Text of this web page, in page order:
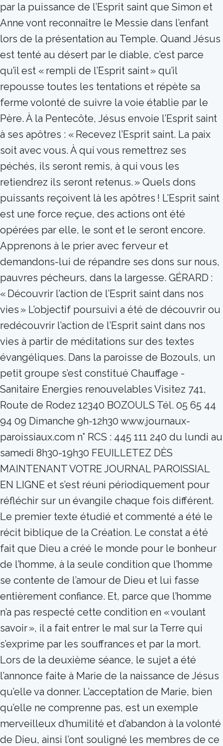
par la puissance de l’Esprit saint que Simon et
Anne vont reconnaître le Messie dans l’enfant
lors de la présentation au Temple. Quand Jésus
est tenté au désert par le diable, c’est parce
qu’il est « rempli de l’Esprit saint » qu’il
repousse toutes les tentations et répète sa
ferme volonté de suivre la voie établie par le
Père. À la Pentecôte, Jésus envoie l’Esprit saint
à ses apôtres : « Recevez l’Esprit saint. La paix
soit avec vous. À qui vous remettrez ses
péchés, ils seront remis, à qui vous les
retiendrez ils seront retenus. » Quels dons
puissants reçoivent là les apôtres ! L’Esprit saint
est une force reçue, des actions ont été
opérées par elle, le sont et le seront encore.
Apprenons à le prier avec ferveur et
demandons-lui de répandre ses dons sur nous,
pauvres pécheurs, dans la largesse. GÉRARD :
« Découvrir l’action de l’Esprit saint dans nos
vies » L’objectif poursuivi a été de découvrir ou
redécouvrir l’action de l’Esprit saint dans nos
vies à partir de méditations sur des textes
évangéliques. Dans la paroisse de Bozouls, un
petit groupe s’est constitué Chauffage -
Sanitaire Energies renouvelables Visitez 741,
Route de Rodez 12340 BOZOULS Tél. 05 65 44
94 09 Dimanche 9h-12h30 www.journaux-
paroissiaux.com n° RCS : 445 111 240 du lundi au
samedi 8h30-19h30 FEUILLETEZ DÈS
MAINTENANT VOTRE JOURNAL PAROISSIAL
EN LIGNE et s’est réuni périodiquement pour
réfléchir sur un évangile chaque fois différent.
Le premier texte étudié et commenté a été le
récit biblique de la Création. Le constat a été
fait que Dieu a créé le monde pour le bonheur
de l’homme, à la seule condition que l’homme
se contente de l’amour de Dieu et lui fasse
entièrement confiance. Et, parce que l’homme
n’a pas respecté cette condition en « voulant
savoir », il a fait entrer le mal sur la Terre qui
s’exprime par les souffrances et par la mort.
Lors de la deuxième séance, le sujet a été
l’annonce faite à Marie de la naissance de Jésus
qu’elle va donner. L’acceptation de Marie, bien
qu’elle ne comprenne pas, est un exemple
merveilleux d’humilité et d’abandon à la volonté
de Dieu, ainsi l’ont souligné les membres de ce